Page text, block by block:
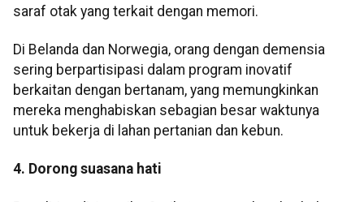
saraf otak yang terkait dengan memori.
Di Belanda dan Norwegia, orang dengan demensia
sering berpartisipasi dalam program inovatif
berkaitan dengan bertanam, yang memungkinkan
mereka menghabiskan sebagian besar waktunya
untuk bekerja di lahan pertanian dan kebun.
4. Dorong suasana hati